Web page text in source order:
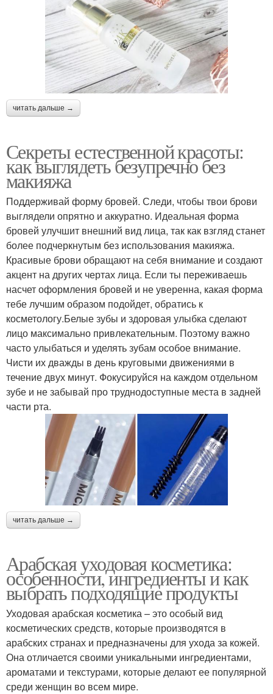
читать дальше →
Секреты естественной красоты:
как выглядеть безупречно без
макияжа
Поддерживай форму бровей. Следи, чтобы твои брови
выглядели опрятно и аккуратно. Идеальная форма
бровей улучшит внешний вид лица, так как взгляд станет
более подчеркнутым без использования макияжа.
Красивые брови обращают на себя внимание и создают
акцент на других чертах лица. Если ты переживаешь
насчет оформления бровей и не уверенна, какая форма
тебе лучшим образом подойдет, обратись к
косметологу.Белые зубы и здоровая улыбка сделают
лицо максимально привлекательным. Поэтому важно
часто улыбаться и уделять зубам особое внимание.
Чисти их дважды в день круговыми движениями в
течение двух минут. Фокусируйся на каждом отдельном
зубе и не забывай про труднодоступные места в задней
части рта.
читать дальше →
Арабская уходовая косметика:
особенности, ингредиенты и как
выбрать подходящие продукты
Уходовая арабская косметика – это особый вид
косметических средств, которые производятся в
арабских странах и предназначены для ухода за кожей.
Она отличается своими уникальными ингредиентами,
ароматами и текстурами, которые делают ее популярной
среди женщин во всем мире.